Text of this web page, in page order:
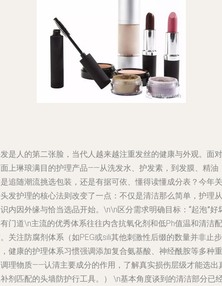
是人的第二张脸，当代人越来越注重发丝的健康与外观。面对
上琳琅满目的护理产品——从洗发水、护发素，到发膜、精油
追随潮流挑选包装，还是有据可依、懂得读懂成分表？今年关
发护理的核心法则改变了一点：不仅是清洁那么简单，护理从
内因外缘与恰当选品开始。\n\n区分需求明确目标：“起泡”好
门道\n主流的优秀体系往往内含抗氧化剂和低Ph值温和清洁配
关注防腐剂体系（如PEG或sili其他刺激性后缀的数量并非止步
健康的护理体系习惯强调添加复合氨基酸、神经酰胺等多种重
理物质——认清主要成分的作用，了解真实损伤层级才能选出
剂匹配的头墙防护行工具。） \n基本角度谈到的清洁部分已